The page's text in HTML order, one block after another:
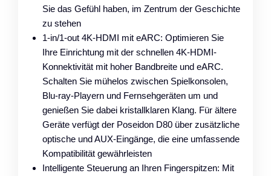
Sie das Gefühl haben, im Zentrum der Geschichte
zu stehen
1-in/1-out 4K-HDMI mit eARC: Optimieren Sie
Ihre Einrichtung mit der schnellen 4K-HDMI-
Konnektivität mit hoher Bandbreite und eARC.
Schalten Sie mühelos zwischen Spielkonsolen,
Blu-ray-Playern und Fernsehgeräten um und
genießen Sie dabei kristallklaren Klang. Für ältere
Geräte verfügt der Poseidon D80 über zusätzliche
optische und AUX-Eingänge, die eine umfassende
Kompatibilität gewährleisten
Intelligente Steuerung an Ihren Fingerspitzen: Mit